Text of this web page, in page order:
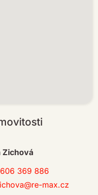
Zichová
369 886
max.cz